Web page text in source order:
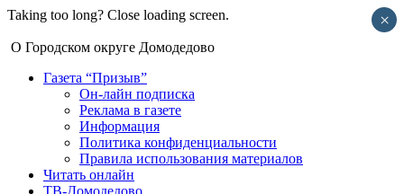
Taking too long? Close loading screen.
О Городском округе Домодедово
Газета “Призыв”
Он-лайн подписка
Реклама в газете
Информация
Политика конфиденциальности
Правила использования материалов
Читать онлайн
ТВ-Домодедово
×